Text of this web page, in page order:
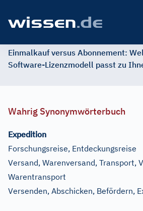
Einmalkauf versus Abonnement:
Software-Lizenzmodell passt zu
Wahrig Synonymwörterbuch
Expedition
Forschungsreise, Entdeckungsreise
Versand, Warenversand, Transport,
Warentransport
Versenden, Abschicken, Befördern,